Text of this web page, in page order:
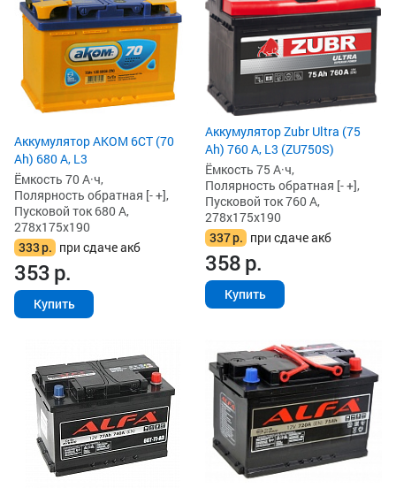
Аккумулятор AKOM 6СТ (70
Ah) 680 А, L3
Ёмкость 70 А·ч,
Полярность обратная [- +],
Пусковой ток 680 А,
278x175x190
333р. при сдаче акб
353р.
Купить
Аккумулятор Zubr Ultra (75
Ah) 760 А, L3 (ZU750S)
Ёмкость 75 А·ч,
Полярность обратная [- +],
Пусковой ток 760 А,
278x175x190
337р. при сдаче акб
358р.
Купить